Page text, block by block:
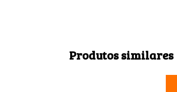
Produtos similares